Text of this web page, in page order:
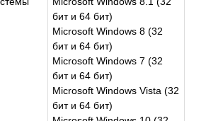
бит и 64 бит)
Microsoft Windows 8 (32
бит и 64 бит)
Microsoft Windows 7 (32
бит и 64 бит)
Microsoft Windows Vista (32
бит и 64 бит)